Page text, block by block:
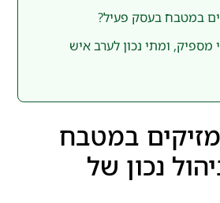
במטבח בעסק פעיל?
מספיק, ומתי נכון לערב איש
במטבח
נכון של